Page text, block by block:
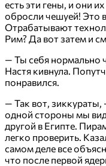
есть эти гены, и они
обросли чешуей! Это
Отрабатывают
Рим? Да вот затем и
— Ты себя нормально
Настя кивнула.
понравился.
— Так вот, зиккураты,
одной стороны мы
другой в Египте.
легко проверить.
самом деле все
что после первой